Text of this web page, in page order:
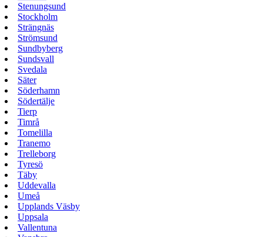
Stenungsund
Stockholm
Strängnäs
Strömsund
Sundbyberg
Sundsvall
Svedala
Säter
Söderhamn
Södertälje
Tierp
Timrå
Tomelilla
Tranemo
Trelleborg
Tyresö
Täby
Uddevalla
Umeå
Upplands Väsby
Uppsala
Vallentuna